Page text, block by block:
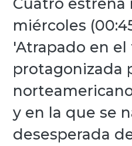
miércoles
'Atrapado en el
protagonizada
y en la que se
desesperada